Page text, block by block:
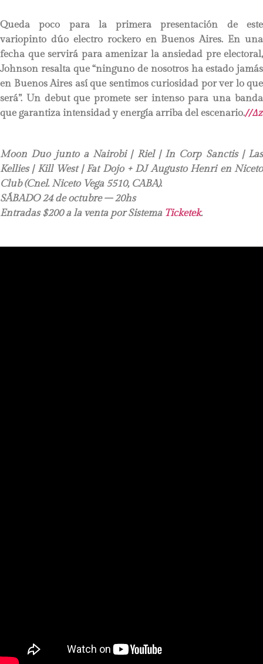
Queda poco para la primera presentación de este
variopinto dúo electro rockero en Buenos Aires. En una
fecha que servirá para amenizar la ansiedad pre electoral,
Johnson resalta que “ninguno de nosotros ha estado jamás
en Buenos Aires así que sentimos curiosidad por ver lo que
será”. Un debut que promete ser intenso para una banda
que garantiza intensidad y energía arriba del escenario.//∆z
Moon Duo junto a Nairobi | Riel | In Corp Sanctis | Las
Kellies | Kill West | Fat Dojo + DJ Augusto Henri en Niceto
Club (Cnel. Niceto Vega 5510, CABA).
SÁBADO 24 de octubre – 20hs
Entradas $200 a la venta por Sistema Ticketek.